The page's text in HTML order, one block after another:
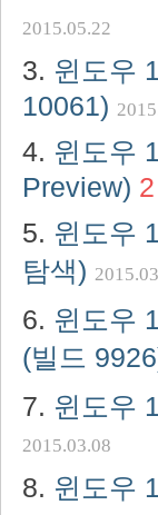
2015.05.22
윈도우
10061)
윈도우
Preview) 2
윈도우
탐색)
윈도우
(빌드
윈도우
2015.03.08
윈도우